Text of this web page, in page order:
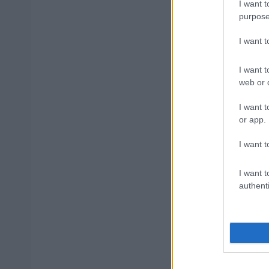
I want
I want
I want
web or
I want
or app.
I want
I want
ΑΣΕΠ:
ΑΣΕΠ:
ΔΥΠΑ: